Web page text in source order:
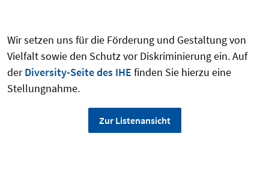
Wir setzen uns für die Förderung und Gestaltung von
Vielfalt sowie den Schutz vor Diskriminierung ein. Auf
derDiversity-Seite des IHE finden Sie hierzu eine
Stellungnahme.
Zur Listenansicht